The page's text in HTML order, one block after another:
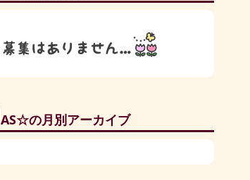
AS☆の月別アーカイブ